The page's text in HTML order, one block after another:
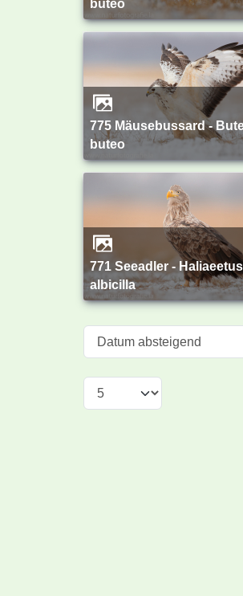
buteo
775 Mäusebussard - Buteo
buteo
771 Seeadler - Haliaeetus
albicilla